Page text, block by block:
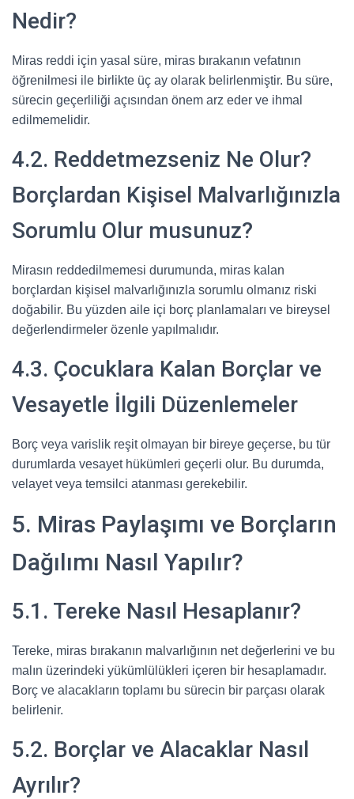
Nedir?
Miras reddi için yasal süre, miras bırakanın vefatının
öğrenilmesi ile birlikte üç ay olarak belirlenmiştir. Bu süre,
sürecin geçerliliği açısından önem arz eder ve ihmal
edilmemelidir.
4.2. Reddetmezseniz Ne Olur?
Borçlardan Kişisel Malvarlığınızla
Sorumlu Olur musunuz?
Mirasın reddedilmemesi durumunda, miras kalan
borçlardan kişisel malvarlığınızla sorumlu olmanız riski
doğabilir. Bu yüzden aile içi borç planlamaları ve bireysel
değerlendirmeler özenle yapılmalıdır.
4.3. Çocuklara Kalan Borçlar ve
Vesayetle İlgili Düzenlemeler
Borç veya varislik reşit olmayan bir bireye geçerse, bu tür
durumlarda vesayet hükümleri geçerli olur. Bu durumda,
velayet veya temsilci atanması gerekebilir.
5. Miras Paylaşımı ve Borçların
Dağılımı Nasıl Yapılır?
5.1. Tereke Nasıl Hesaplanır?
Tereke, miras bırakanın malvarlığının net değerlerini ve bu
malın üzerindeki yükümlülükleri içeren bir hesaplamadır.
Borç ve alacakların toplamı bu sürecin bir parçası olarak
belirlenir.
5.2. Borçlar ve Alacaklar Nasıl
Ayrılır?